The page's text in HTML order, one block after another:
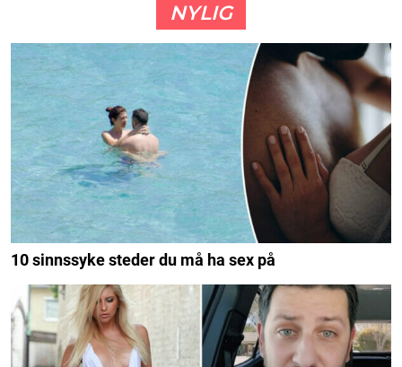
NYLIG
10 sinnssyke steder du må ha sex på